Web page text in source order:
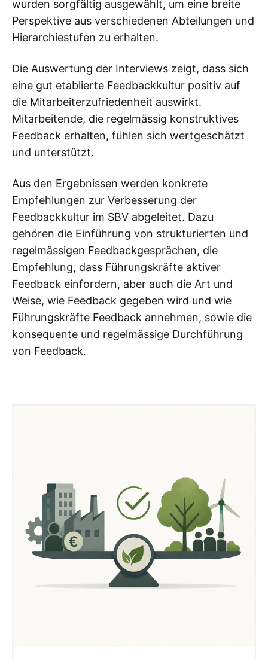
wurden sorgfältig ausgewählt, um eine breite
Perspektive aus verschiedenen Abteilungen und
Hierarchiestufen zu erhalten.
Die Auswertung der Interviews zeigt, dass sich
eine gut etablierte Feedbackkultur positiv auf
die Mitarbeiterzufriedenheit auswirkt.
Mitarbeitende, die regelmässig konstruktives
Feedback erhalten, fühlen sich wertgeschätzt
und unterstützt.
Aus den Ergebnissen werden konkrete
Empfehlungen zur Verbesserung der
Feedbackkultur im SBV abgeleitet. Dazu
gehören die Einführung von strukturierten und
regelmässigen Feedbackgesprächen, die
Empfehlung, dass Führungskräfte aktiver
Feedback einfordern, aber auch die Art und
Weise, wie Feedback gegeben wird und wie
Führungskräfte Feedback annehmen, sowie die
konsequente und regelmässige Durchführung
von Feedback.